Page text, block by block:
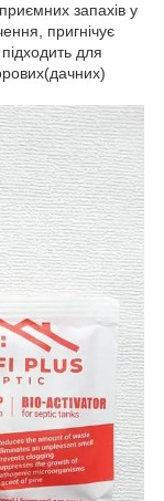
запахів у
пригнічує
для